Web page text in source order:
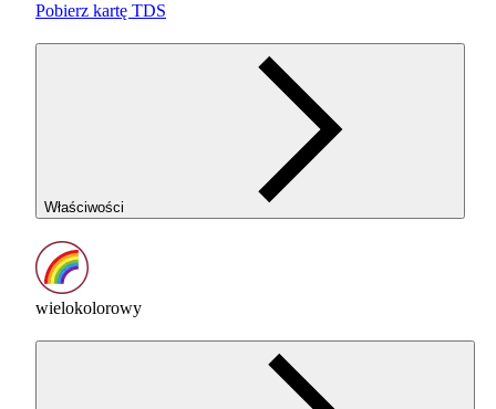
Pobierz kartę TDS
Właściwości
wielokolorowy